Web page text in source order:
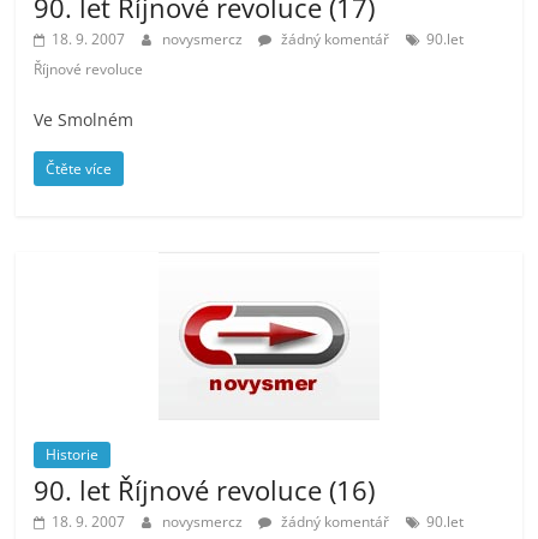
18. 9. 2007 novysmercz žádný komentář
90.let
Říjnové revoluce
Ve Smolném
Čtěte více
Historie
90. let Říjnové revoluce (16)
18. 9. 2007 novysmercz žádný komentář
90.let